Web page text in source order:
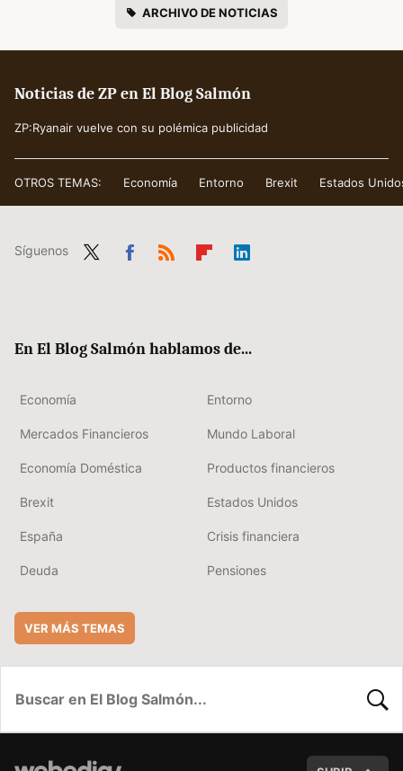
ARCHIVO DE NOTICIAS
Noticias de ZP en El Blog Salmón
ZP:Ryanair vuelve con su polémica publicidad
OTROS TEMAS: Economía Entorno Brexit Estados
Síguenos
En El Blog Salmón hablamos de...
Economía Entorno
Mercados Financieros Mundo Laboral
Economía Doméstica Productos financieros
Brexit Estados Unidos
España Crisis financiera
Deuda Pensiones
VER MÁS TEMAS